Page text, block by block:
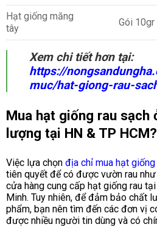
Hạt giống măng
tây
Gói 10gr
Xem chi tiết hơn tại:
https://
muc/hat-giong-rau-
Mua hạt giống rau sạch
lượng tại HN & TP HCM?
Việc lựa chọn địa chỉ mua hạt
tiên quyết để có được vườn rau như
cửa hàng cung cấp hạt giống rau
Minh. Tuy nhiên, để đảm bảo chất
phẩm, bạn nên tìm đến các đơn vị
được nhiều người tin dùng và có